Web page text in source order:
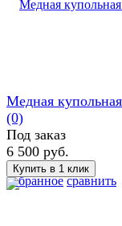
избранное сравнить
Медная
(0)
Под заказ
6 500 руб.